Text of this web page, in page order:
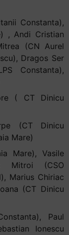
Constanta),
, Andi Cristian
(CN Aurel
Dragos Ser
Constanta),
( CT Dinicu
(CT Dinicu
Mare)
Mare), Vasile
Mitroi (CSO
Marius Chiriac
(CT Dinicu
Paul
Ionescu